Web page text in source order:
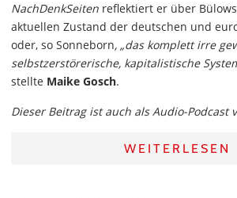
NachDenkSeiten reflektiert er über
aktuellen Zustand der deutschen und
oder, so Sonneborn, „das komplett irre
selbstzerstörerische, kapitalistische
stellte Maike Gosch.
Dieser Beitrag ist auch als Audio-Podcast
WEITERLESEN